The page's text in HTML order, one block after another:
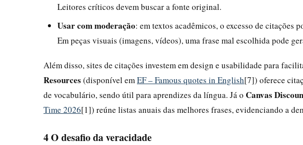
Leitores críticos devem buscar a fonte original.
Usar com moderação: em textos acadêmicos, o excesso de citações
Em peças visuais (imagens, vídeos), uma frase mal escolhida pode
Além disso, sites de citações investem em design e usabilidade para
Resources (disponível em EF – Famous quotes in English[7]) oferece
de vocabulário, sendo útil para aprendizes da língua. Já o Canvas
Time 2026[1]) reúne listas anuais das melhores frases, evidenciando a
4 O desafio da veracidade